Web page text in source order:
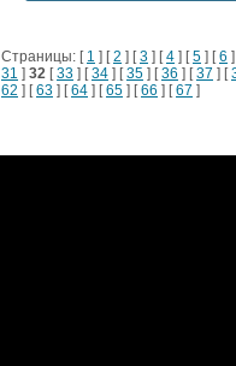
Страницы: [ 1 ] [2 ] [3 ] [4 ] [5 ] [6
31 ] 32 [33 ] [34 ] [35 ] [36 ] [37 ] [
62 ] [63 ] [64 ] [65 ] [66 ] [67 ]